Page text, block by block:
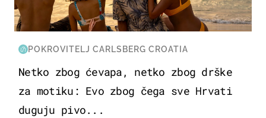
POKROVITELJ CARLSBERG CROATIA
Netko zbog ćevapa, netko zbog drške
za motiku: Evo zbog čega sve Hrvati
duguju pivo...